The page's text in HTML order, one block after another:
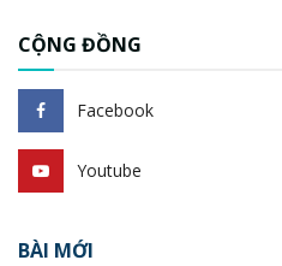
CỘNG ĐỒNG
Facebook
Youtube
BÀI MỚI